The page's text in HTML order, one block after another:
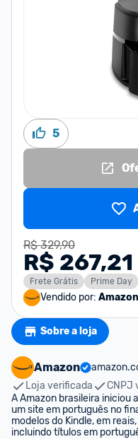
5
R$ 329,90
R$ 267,21
Frete Grátis Prime Day
Vendido por: Amazon
Sobre a loja
Amazon
Loja verificada
CNPJ
A Amazon brasileira iniciou
um site em português no
modelos do Kindle, em
incluindo títulos em